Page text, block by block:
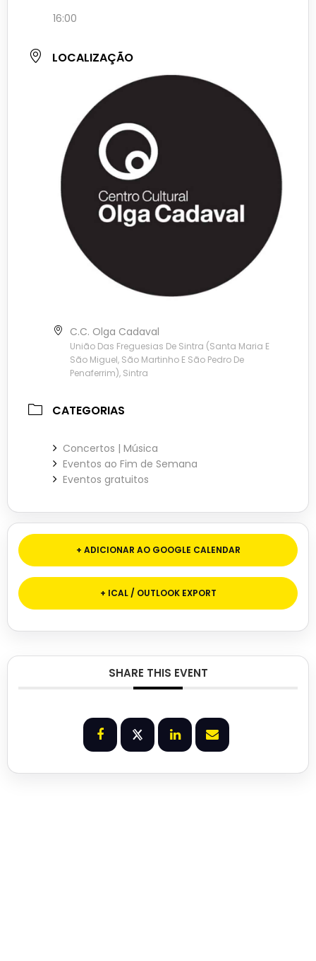
16:00
LOCALIZAÇÃO
C.C. Olga Cadaval
União Das Freguesias De Sintra (Santa Maria E
São Miguel, São Martinho E São Pedro De
Penaferrim), Sintra
CATEGORIAS
Concertos | Música
Eventos ao Fim de Semana
Eventos gratuitos
+ ADICIONAR AO GOOGLE CALENDAR
+ ICAL / OUTLOOK EXPORT
SHARE THIS EVENT